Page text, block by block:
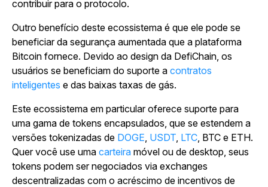
contribuir para o protocolo.
Outro benefício deste ecossistema é que ele pode se
beneficiar da segurança aumentada que a plataforma
Bitcoin fornece. Devido ao design da DefiChain, os
usuários se beneficiam do suporte a contratos
inteligentes e das baixas taxas de gás.
Este ecossistema em particular oferece suporte para
uma gama de tokens encapsulados, que se estendem a
versões tokenizadas de DOGE, USDT, LTC, BTC e ETH.
Quer você use uma carteira móvel ou de desktop, seus
tokens podem ser negociados via exchanges
descentralizadas com o acréscimo de incentivos de